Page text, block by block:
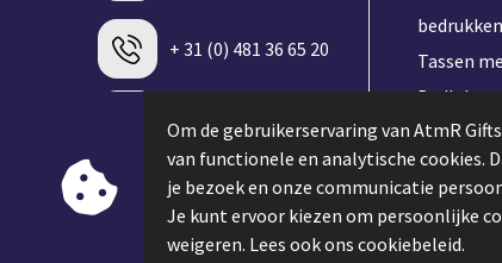
+ 31 (0) 481 36 65 20
info@atmrgifts.nl
Contacteer ons
bedrukken
Tassen
bedrukken
T-shirt
Keycords
Om de gebruikerservaring van AtmR
van functionele en analytische cookies.
je bezoek en onze communicatie
Je kunt ervoor kiezen om persoonlijke
weigeren. Lees ook ons cookiebeleid.